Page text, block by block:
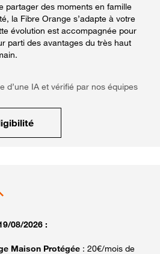
partager des moments en famille
la Fibre Orange s’adapte à votre
évolution est accompagnée pour
parti des avantages du très haut
d’une IA et vérifié par nos équipes
08/2026 :
Maison Protégée : 20€/mois de